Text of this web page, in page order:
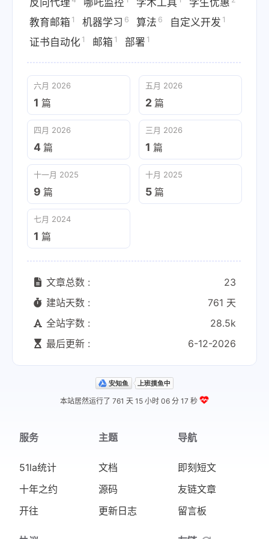
反向代理 哪吒监控 学术工具 学生优惠
教育邮箱 1 机器学习 6 算法 6 自定义开发 1
证书自动化 1 邮箱 1 部署 1
六月 2026
1 篇
五月 2026
2 篇
四月 2026
4 篇
三月 2026
1 篇
十一月 2025
9 篇
十月 2025
5 篇
七月 2024
1 篇
文章总数 :
23
建站天数 :
761 天
全站字数 :
28.5k
最后更新 :
6-12-2026
本站居然运行了 761 天 15 小时 06 分 17 秒
服务
51la统计
十年之约
开往
主题
文档
源码
更新日志
导航
即刻短文
友链文章
留言板